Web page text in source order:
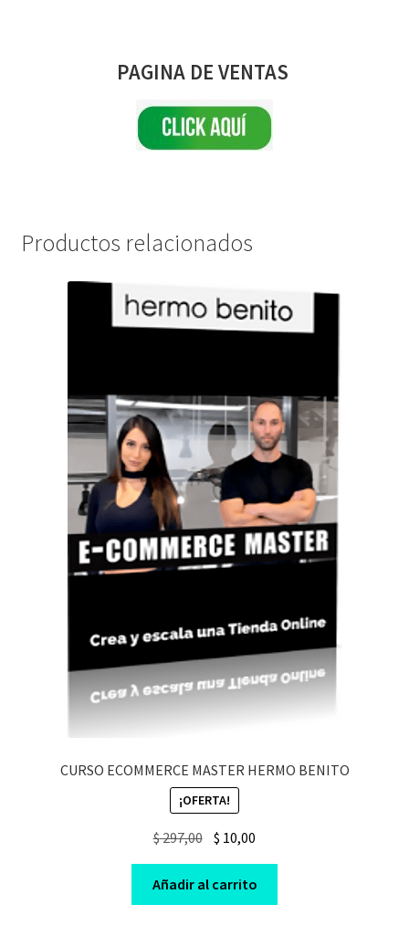
PAGINA DE VENTAS
Productos relacionados
CURSO ECOMMERCE MASTER HERMO BENITO
¡OFERTA!
$297,00 Original
price
was:
$ 297,00.
$ 10,00
price
is:
$ 10,00.
Añadir al carrito